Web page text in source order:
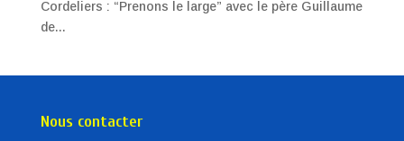
Cordeliers : “Prenons le large” avec le père Guillaume
de...
Nous contacter